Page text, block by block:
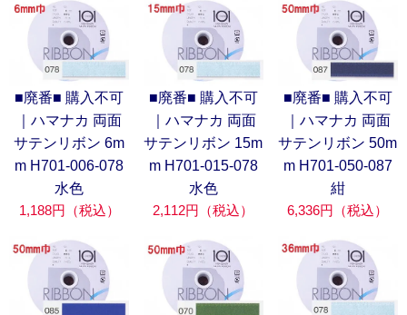
■廃番■ 購入不可
｜ハマナカ 両面
サテンリボン 6m
m H701-006-078
水色
1,188円（税込）
■廃番■ 購入不可
｜ハマナカ 両面
サテンリボン 15m
m H701-015-078
水色
2,112円（税込）
■廃番■ 購入不可
｜ハマナカ 両面
サテンリボン 50m
m H701-050-087
紺
6,336円（税込）